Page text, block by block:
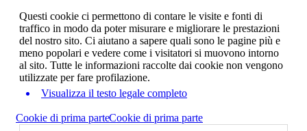
Questi cookie ci permettono di contare le visite e fonti di
traffico in modo da poter misurare e migliorare le prestazioni
del nostro sito. Ci aiutano a sapere quali sono le pagine più e
meno popolari e vedere come i visitatori si muovono intorno
al sito. Tutte le informazioni raccolte dai cookie non vengono
utilizzate per fare profilazione.
Visualizza il testo legale completo
Cookie di prima parteCookie di prima parte